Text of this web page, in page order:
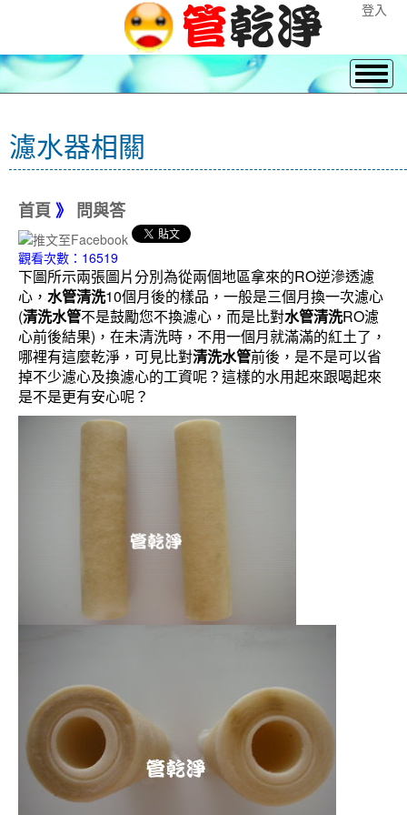
登入
濾水器相關
首頁 》 問與答
觀看次數：16519
下圖所示兩張圖片分別為從兩個地區拿來的RO逆滲透濾
心， 水管清洗10個月後的樣品，一般是三個月換一次濾心
(清洗水管不是鼓勵您不換濾心，而是比對水管清洗RO濾
心前後結果)，在未清洗時，不用一個月就滿滿的紅土了，
哪裡有這麼乾淨，可見比對清洗水管前後，是不是可以省
掉不少濾心及換濾心的工資呢？這樣的水用起來跟喝起來
是不是更有安心呢？